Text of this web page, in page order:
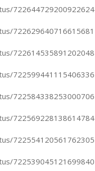
722644729200922624
722629640716615681
722614535891202048
722599441115406336
722584338253000706
722569228138614784
722554120561762305
722539045121699840